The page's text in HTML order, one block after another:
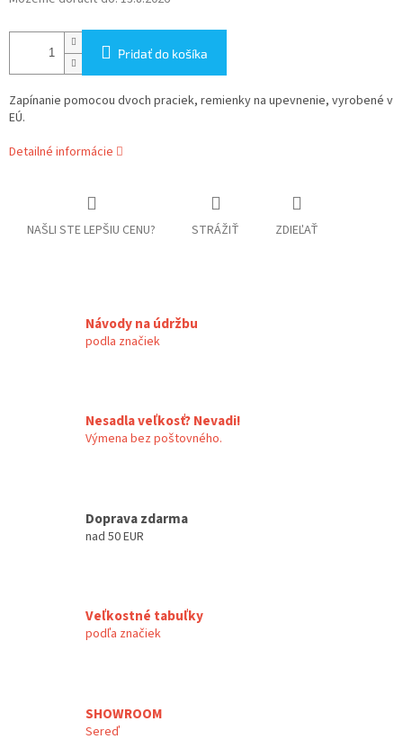
Pridať do košíka
Zapínanie pomocou dvoch praciek, remienky na upevnenie, vyrobené v
EÚ.
Detailné informácie
NAŠLI STE LEPŠIU CENU? STRÁŽIŤ ZDIEĽAŤ
Návody na údržbu
podla značiek
Nesadla veľkosť? Nevadi!
Výmena bez poštovného.
Doprava zdarma
nad 50 EUR
Veľkostné tabuľky
podľa značiek
SHOWROOM
Sereď